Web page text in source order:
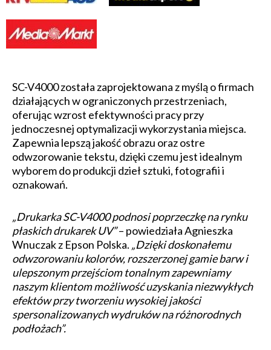
SC-V4000 została zaprojektowana z myślą o firmach
działających w ograniczonych przestrzeniach,
oferując wzrost efektywności pracy przy
jednoczesnej optymalizacji wykorzystania miejsca.
Zapewnia lepszą jakość obrazu oraz ostre
odwzorowanie tekstu, dzięki czemu jest idealnym
wyborem do produkcji dzieł sztuki, fotografii i
oznakowań.
„Drukarka SC-V4000 podnosi poprzeczkę na rynku
płaskich drukarek UV”– powiedziała Agnieszka
Wnuczak z Epson Polska. „Dzięki doskonałemu
odwzorowaniu kolorów, rozszerzonej gamie barw i
ulepszonym przejściom tonalnym zapewniamy
naszym klientom możliwość uzyskania niezwykłych
efektów przy tworzeniu wysokiej jakości
spersonalizowanych wydruków na różnorodnych
podłożach”.